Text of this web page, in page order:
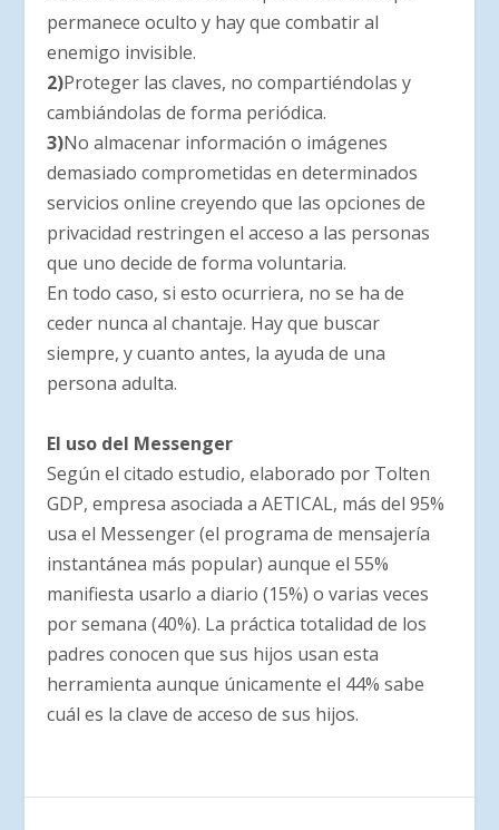
permanece oculto y hay que combatir al
enemigo invisible.
2)Proteger las claves, no compartiéndolas y
cambiándolas de forma periódica.
3)No almacenar información o imágenes
demasiado comprometidas en determinados
servicios online creyendo que las opciones de
privacidad restringen el acceso a las personas
que uno decide de forma voluntaria.
En todo caso, si esto ocurriera, no se ha de
ceder nunca al chantaje. Hay que buscar
siempre, y cuanto antes, la ayuda de una
persona adulta.
El uso del Messenger
Según el citado estudio, elaborado por Tolten
GDP, empresa asociada a AETICAL, más del 95%
usa el Messenger (el programa de mensajería
instantánea más popular) aunque el 55%
manifiesta usarlo a diario (15%) o varias veces
por semana (40%). La práctica totalidad de los
padres conocen que sus hijos usan esta
herramienta aunque únicamente el 44% sabe
cuál es la clave de acceso de sus hijos.